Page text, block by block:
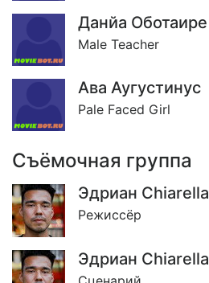
Данйа Оботаире
Male Teacher
Ава Аугустинус
Pale Faced Girl
Съёмочная группа
Эдриан Chiarella
Режиссёр
Эдриан Chiarella